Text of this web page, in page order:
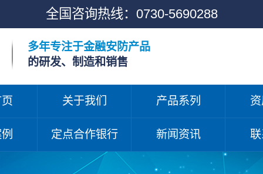
全国咨询热线： 0730-5690288
多年专注于金融安防产品
的研发、制造和销售
关于我们 产品系列
定点合作银行 新闻资讯